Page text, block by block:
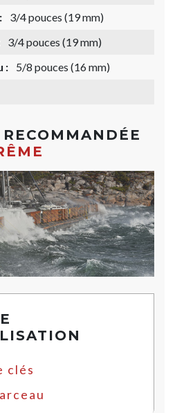
3/4 pouces (19 mm)
3/4 pouces (19 mm)
:
5/8 pouces (16 mm)
clés